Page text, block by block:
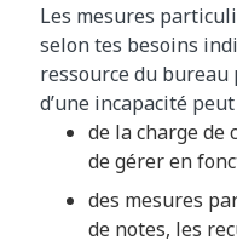
Les mesures
selon tes besoins
ressource du
d’une incapacité
de la charge de
de gérer en
des mesures
de notes, les